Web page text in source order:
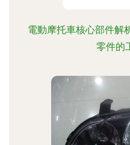
電動摩托車核心部件解
零件的